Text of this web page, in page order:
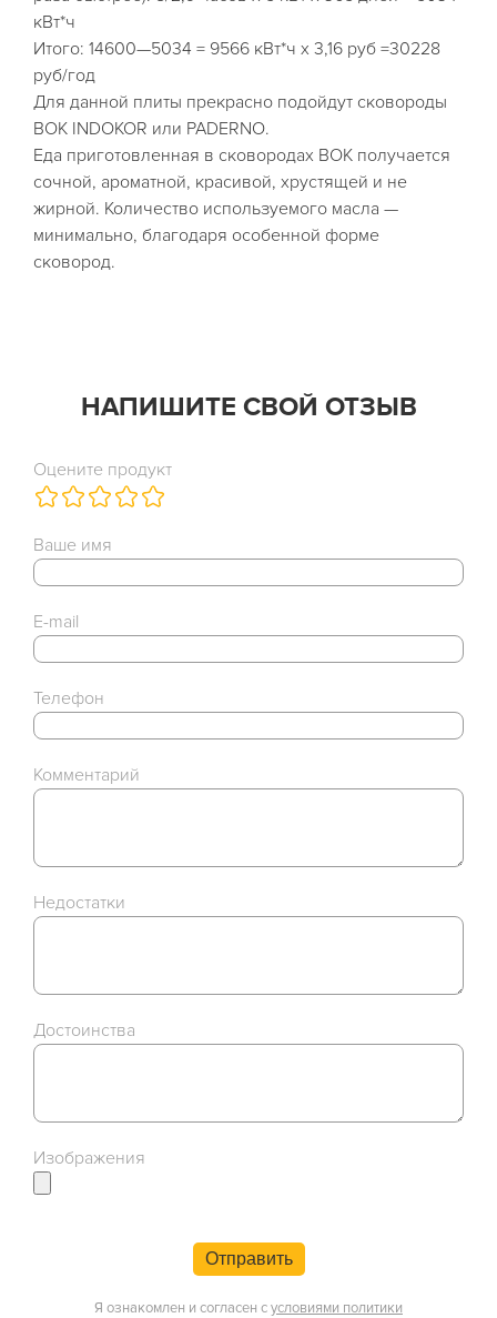
кВт*ч
Итого: 14600—5034 = 9566 кВт*ч х 3,16 руб =30228
руб/год
Для данной плиты прекрасно подойдут сковороды
ВОК INDOKOR или PADERNO.
Еда приготовленная в сковородах ВОК получается
сочной, ароматной, красивой, хрустящей и не
жирной. Количество используемого масла —
минимально, благодаря особенной форме
сковород.
НАПИШИТЕ СВОЙ ОТЗЫВ
Оцените продукт
Ваше имя
E-mail
Телефон
Комментарий
Недостатки
Достоинства
Изображения
Отправить
Я ознакомлен и согласен сусловиями политики